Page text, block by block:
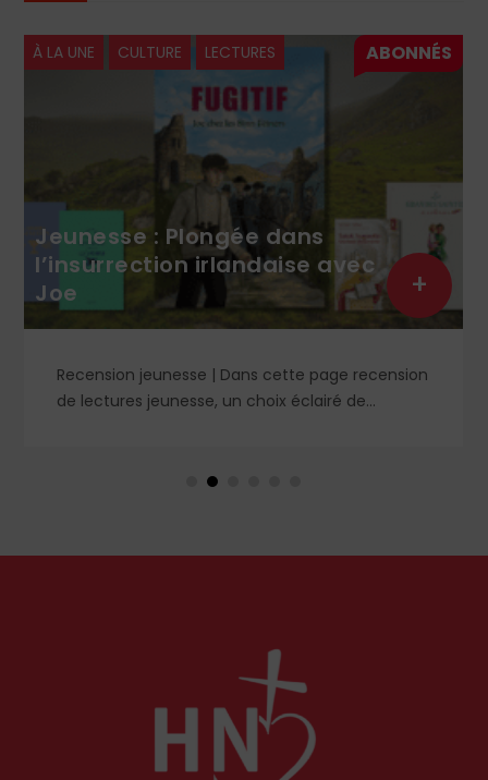
À LA UNE CULTURE LECTURES
Jeunesse : Plongée dans
l’insurrection irlandaise avec
Joe
Recension jeunesse | Dans cette page recension
de lectures jeunesse, un choix éclairé de
+